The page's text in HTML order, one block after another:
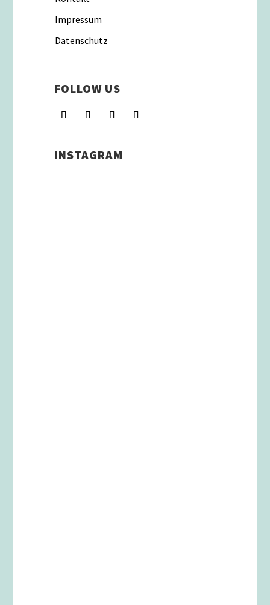
Impressum
Datenschutz
FOLLOW US
INSTAGRAM